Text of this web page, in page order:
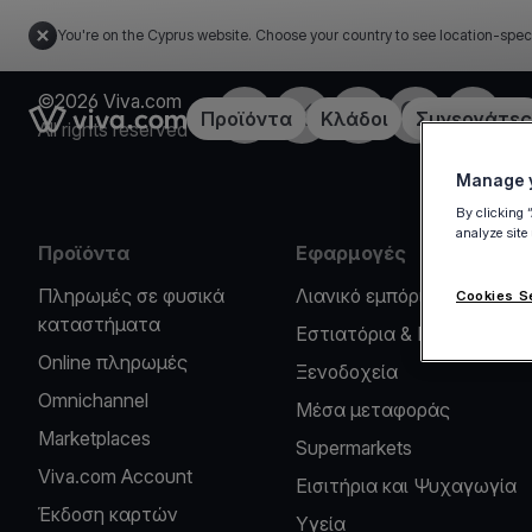
You're on the Cyprus website. Choose your country to see location-
Link to the homepageΠροϊόντα Κλάδοι Συνεργάτες
©2026 Viva.com
All rights reserved
Facebook
X LinkedInInstagramYouTube
Προϊόντα
Πληρωμές σε φυσικά
καταστήματα
Online πληρωμές
Omnichannel
Marketplaces
Viva.com Account
Έκδοση καρτών
Εφαρμογές
Λιανικό εμπόριο
Εστιατόρια & Καφέ
Ξενοδοχεία
Μέσα μεταφοράς
Supermarkets
Εισιτήρια και Ψυχαγωγία
Υγεία
Manage
By clicking
analyze
Cookies